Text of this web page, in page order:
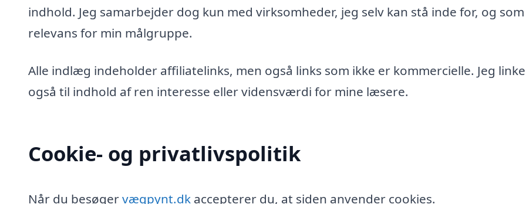
indhold. Jeg samarbejder dog kun med virksomheder, jeg selv kan stå inde for, og
relevans for min målgruppe.
Alle indlæg indeholder affiliatelinks, men også links som ikke er kommercielle. Jeg
også til indhold af ren interesse eller vidensværdi for mine læsere.
Cookie- og privatlivspolitik
Når du besøgervægpynt.dk accepterer du, at siden anvender cookies.